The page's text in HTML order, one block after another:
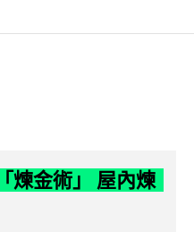
煉金術」 屋內煉